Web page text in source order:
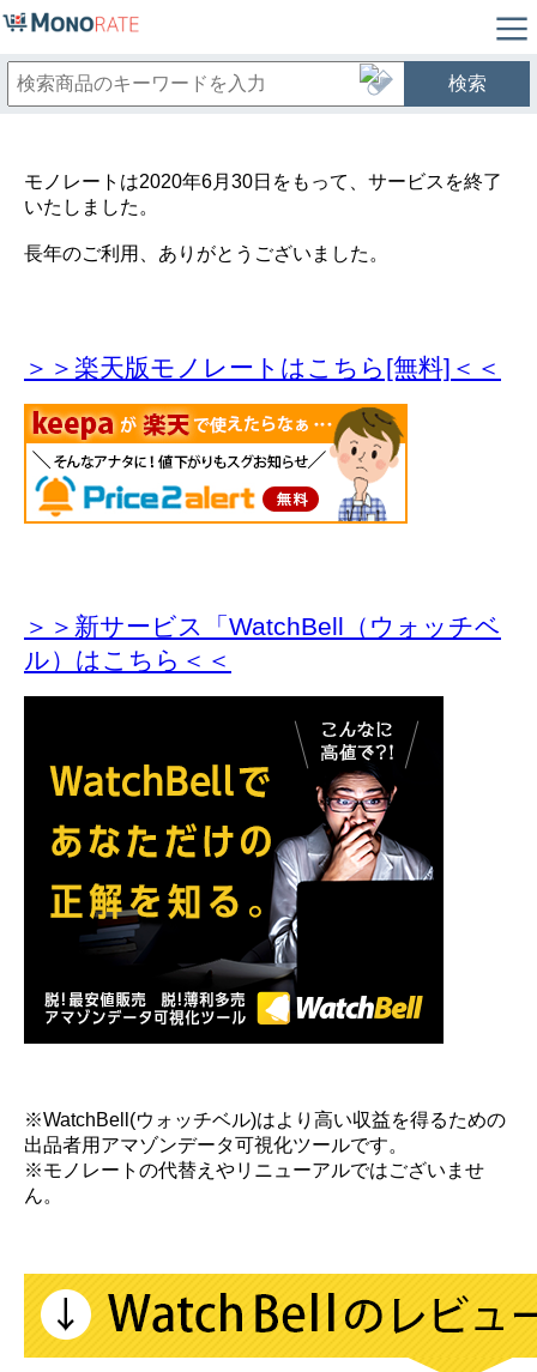
検索
モノレートは2020年6月30日をもって、サービスを終了
いたしました。
長年のご利用、ありがとうございました。
＞＞楽天版モノレートはこちら[無料]＜＜
＞＞新サービス「WatchBell（ウォッチベ
ル）はこちら＜＜
※WatchBell(ウォッチベル)はより高い収益を得るための
出品者用アマゾンデータ可視化ツールです。
※モノレートの代替えやリニューアルではございませ
ん。